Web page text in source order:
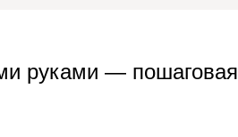
руками — пошаговая